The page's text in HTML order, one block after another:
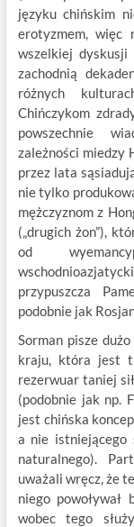
języku chińskim
erotyzmem, więc
wszelkiej
zachodnią
różnych
Chińczykom
powszechnie
zależności miedzy
przez lata
nie tylko
mężczyznom z
(„drugich żon”),
od
przypuszcza
podobnie jak
Sorman pisze
kraju, która jest
rezerwuar taniej
(podobnie jak np.
jest chińska
a nie istniejącego
naturalnego).
uważali wręcz, że
niego
wobec tego